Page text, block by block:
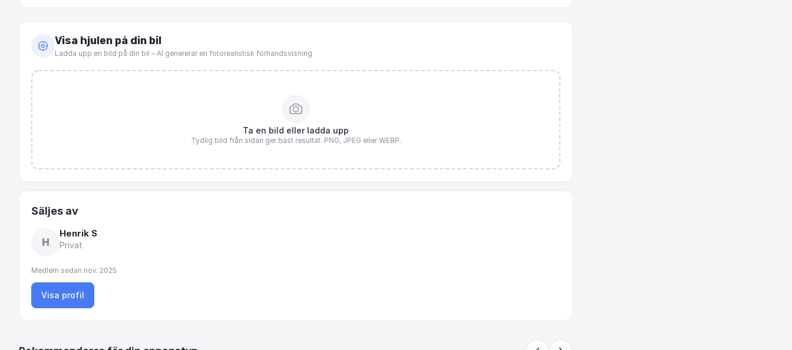
Visa hjulen på din bil
Ladda upp en bild på din bil – AI genererar en fotorealistisk förhandsvisning
Ta en bild eller ladda upp
Tydlig bild från sidan ger bäst resultat. PNG, JPEG eller WEBP.
Säljes av
H
Henrik S
Privat
Medlem sedan nov. 2025
Visa profil